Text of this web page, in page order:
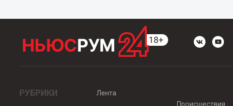
РУБРИКИ
Лента
Происшествия